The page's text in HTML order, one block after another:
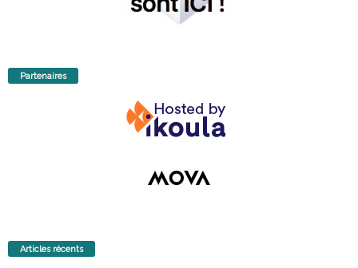
Partenaires
Articles récents